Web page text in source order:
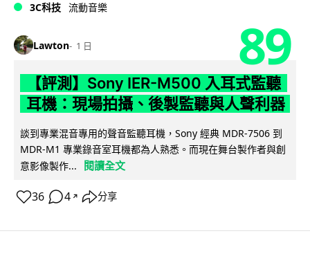
3C科技 流動音樂
Lawton 1 日 89
【評測】Sony IER-M500 入耳式監聽
耳機：現場拍攝、後製監聽與人聲利器
談到專業混音專用的聲音監聽耳機，Sony 經典 MDR-7506 到
MDR-M1 專業錄音室耳機都為人熟悉。而現在舞台製作者與創
意影像製作...
閱讀全文
36 4 ↗ 分享